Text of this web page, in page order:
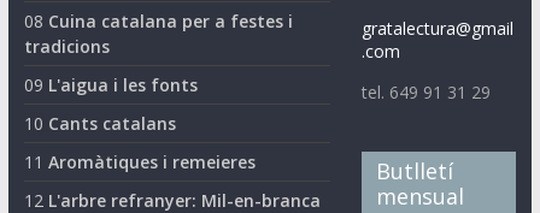
08 Cuina catalana per a festes i
tradicions
09 L'aigua i les fonts
10 Cants catalans
11 Aromàtiques i remeieres
12 L'arbre refranyer: Mil-en-branca
gratalectura@gmail
.com
tel. 649 91 31 29
Butlletí
mensual